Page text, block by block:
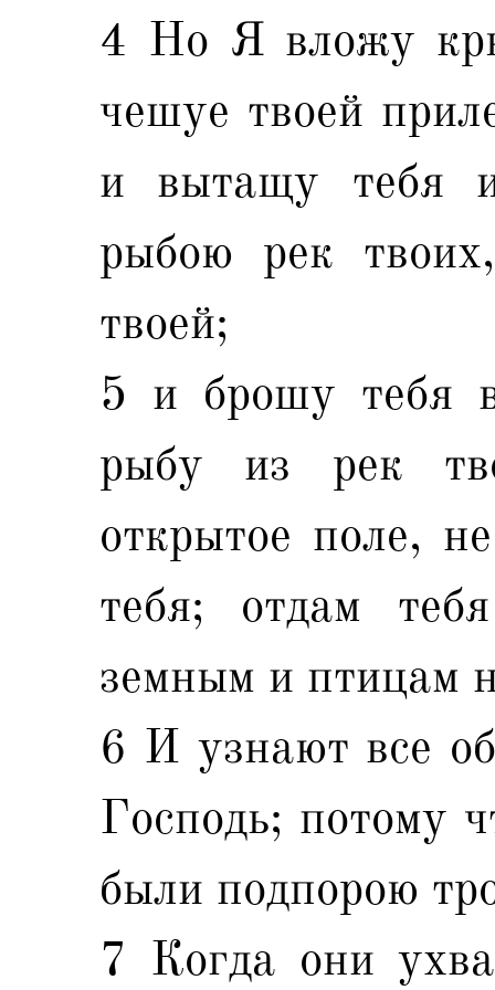
4 Но Я вложу
чешуе твоей
и вытащу тебя
рыбою рек
твоей;
5 и брошу тебя
рыбу из рек
открытое поле,
тебя; отдам
земным и птицам
6 И узнают все
Господь; потому
были подпорою
7 Когда они